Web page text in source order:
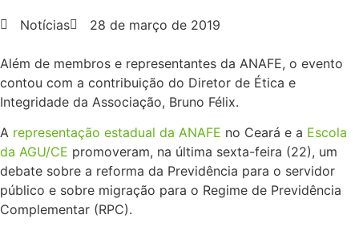
Notícias 28 de março de 2019
Além de membros e representantes da ANAFE, o evento
contou com a contribuição do Diretor de Ética e
Integridade da Associação, Bruno Félix.
A representação estadual da ANAFE no Ceará e a Escola
da AGU/CE promoveram, na última sexta-feira (22), um
debate sobre a reforma da Previdência para o servidor
público e sobre migração para o Regime de Previdência
Complementar (RPC).